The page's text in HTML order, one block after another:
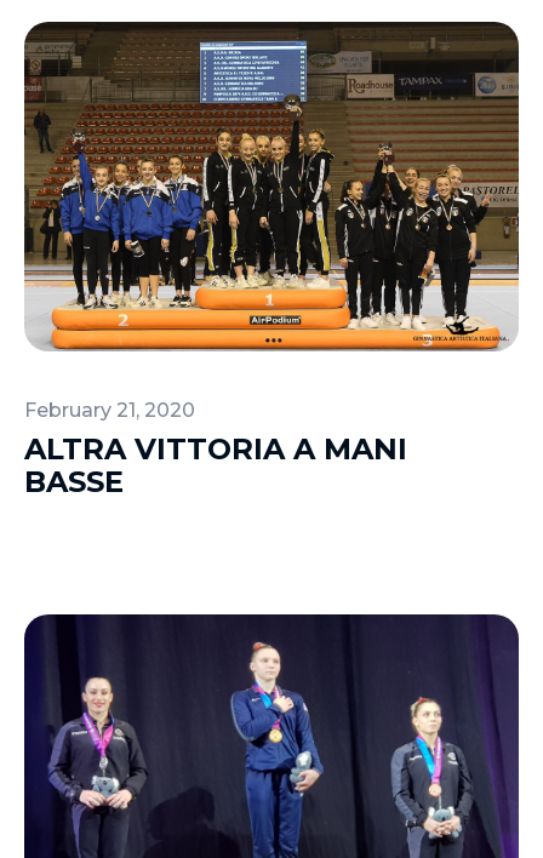
February 21, 2020
ALTRA VITTORIA A MANI
BASSE